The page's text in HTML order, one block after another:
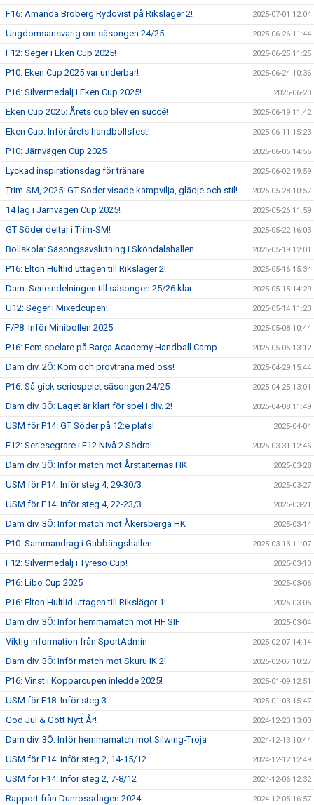
F16: Amanda Broberg Rydqvist på Riksläger 2! 2025-07-01 12:04
Ungdomsansvarig om säsongen 24/25 2025-06-26 11:44
F12: Seger i Eken Cup 2025! 2025-06-25 11:25
P10: Eken Cup 2025 var underbar! 2025-06-24 10:36
P16: Silvermedalj i Eken Cup 2025! 2025-06-23
Eken Cup 2025: Årets cup blev en succé! 2025-06-19 11:42
Eken Cup: Inför årets handbollsfest! 2025-06-11 15:23
P10: Järnvägen Cup 2025 2025-06-05 14:55
Lyckad inspirationsdag för tränare 2025-06-02 19:59
Trim-SM, 2025: GT Söder visade kampvilja, glädje och stil! 2025-05-28 10:57
14 lag i Järnvägen Cup 2025! 2025-05-26 11:59
GT Söder deltar i Trim-SM! 2025-05-22 16:03
Bollskola: Säsongsavslutning i Sköndalshallen 2025-05-19 12:01
P16: Elton Hultlid uttagen till Riksläger 2! 2025-05-16 15:34
Dam: Serieindelningen till säsongen 25/26 klar 2025-05-15 14:29
U12: Seger i Mixedcupen! 2025-05-14 11:23
F/P8: Inför Minibollen 2025 2025-05-08 10:44
P16: Fem spelare på Barça Academy Handball Camp 2025-05-05 13:12
Dam div. 2Ö: Kom och provträna med oss! 2025-04-29 15:44
P16: Så gick seriespelet säsongen 24/25 2025-04-25 13:01
Dam div. 3Ö: Laget är klart för spel i div. 2! 2025-04-08 11:49
USM för P14: GT Söder på 12:e plats! 2025-04-04
F12: Seriesegrare i F12 Nivå 2 Södra! 2025-03-31 12:46
Dam div. 3Ö: Inför match mot Årstaiternas HK 2025-03-28
USM för P14: Inför steg 4, 29-30/3 2025-03-27
USM för F14: Inför steg 4, 22-23/3 2025-03-21
Dam div. 3Ö: Inför match mot Åkersberga HK 2025-03-14
P10: Sammandrag i Gubbängshallen 2025-03-13 11:07
F12: Silvermedalj i Tyresö Cup! 2025-03-10
P16: Libo Cup 2025 2025-03-06
P16: Elton Hultlid uttagen till Riksläger 1! 2025-03-05
Dam div. 3Ö: Inför hemmamatch mot HF SIF 2025-03-04
Viktig information från SportAdmin 2025-02-07 14:14
Dam div. 3Ö: Inför match mot Skuru IK 2! 2025-02-07 10:27
P16: Vinst i Kopparcupen inledde 2025! 2025-01-09 12:51
USM för F18: Inför steg 3 2025-01-03 15:47
God Jul & Gott Nytt År! 2024-12-20 13:00
Dam div. 3Ö: Inför hemmamatch mot Silwing-Troja 2024-12-13 10:44
USM för P14: Inför steg 2, 14-15/12 2024-12-12 12:49
USM för F14: Inför steg 2, 7-8/12 2024-12-06 12:32
Rapport från Dunrossdagen 2024 2024-12-05 16:57